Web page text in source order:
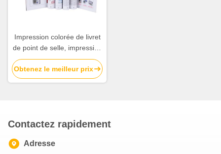
Impression colorée de livret
de point de selle, impression
du livret A4 à extrémité élevé
Obtenez le meilleur prix
Contactez rapidement
Adresse